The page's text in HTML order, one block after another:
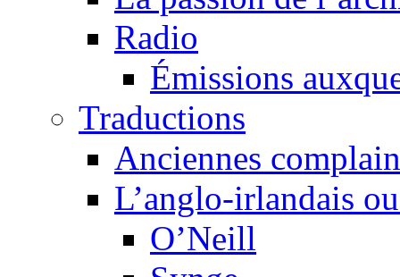
Radio
Émissions
Traductions
Anciennes
L’anglo-irlandais
O’Neill